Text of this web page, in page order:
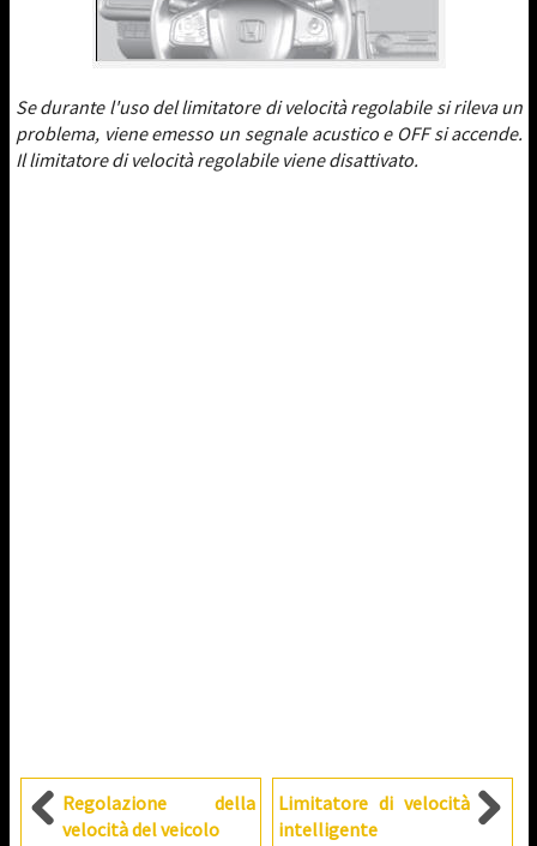
Se durante l'uso del limitatore di velocità regolabile si rileva un
problema, viene emesso un segnale acustico e OFF si accende.
Il limitatore di velocità regolabile viene disattivato.
Regolazione della
velocità del veicolo
Limitatore di velocità
intelligente